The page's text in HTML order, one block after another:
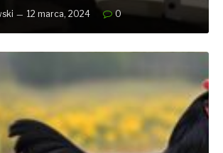
12 marca, 2024 0